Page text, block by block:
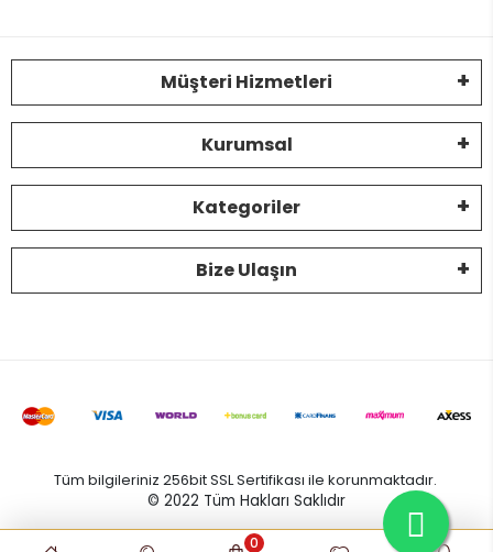
Müşteri Hizmetleri
Kurumsal
Kategoriler
Bize Ulaşın
Tüm bilgileriniz 256bit SSL Sertifikası ile korunmaktadır.
© 2022 Tüm Hakları Saklıdır
0